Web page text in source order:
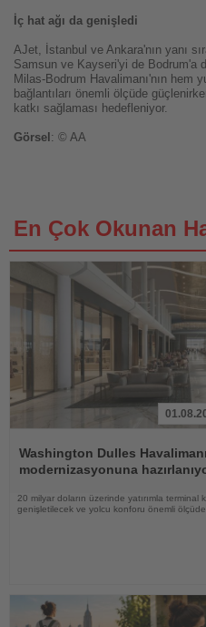
İç hat ağı da genişledi
AJet, İstanbul ve Ankara'nın yanı
Samsun ve Kayseri'yi de Bodrum'a
Milas-Bodrum Havalimanı'nın hem
bağlantıları önemli ölçüde
katkı sağlaması hedefleniyor.
Görsel : © AA
En Çok Okunan
Oku
Washington Dulles
modernizasyonuna
20 milyar doların üzerinde yatırımla terminal
genişletilecek ve yolcu konforu önemli